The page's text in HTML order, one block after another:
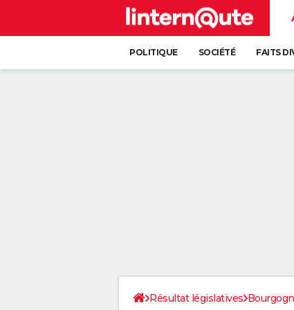
POLITIQUE SOCIÉTÉ FAITS
Résultat législatives